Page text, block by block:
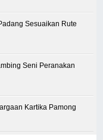
Sesuaikan Rute
Seni Peranakan
Kartika Pamong